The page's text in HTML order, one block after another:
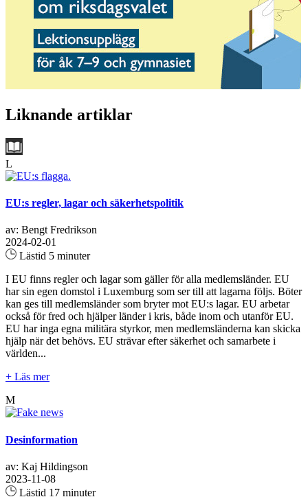
Liknande artiklar
L
EU:s regler, lagar och säkerhetspolitik
av: Bengt Fredrikson
2024-02-01
Lästid 5 minuter
I EU finns regler och lagar som gäller för alla medlemsländer. EU
har sin egen domstol i Luxemburg som ser till att lagarna följs. Böter
kan ges till medlemsländer som bryter mot EU:s lagar. EU arbetar
också för fred och hjälper länder i kris, både inom och utanför EU.
EU har inga egna militära styrkor, men medlemsländerna kan skicka
hjälp när det behövs. EU strävar efter säkerhet och samarbete i
världen...
+ Läs mer
M
Desinformation
av: Kaj Hildingson
2023-11-08
Lästid 17 minuter